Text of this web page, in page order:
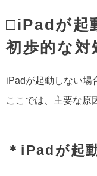
□iPadが起
初歩的な対
iPadが起動しない場
ここでは、主要な原
＊iPadが起